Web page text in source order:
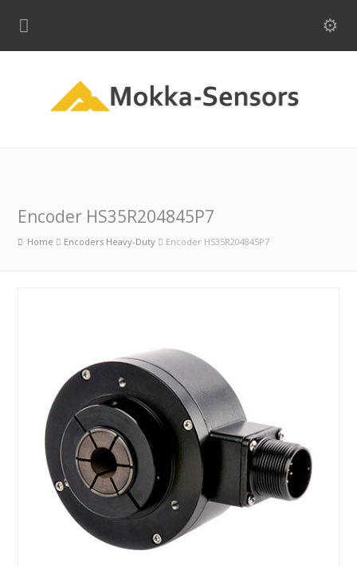
Encoder HS35R204845P7
Home Encoders Heavy-Duty Encoder HS35R204845P7